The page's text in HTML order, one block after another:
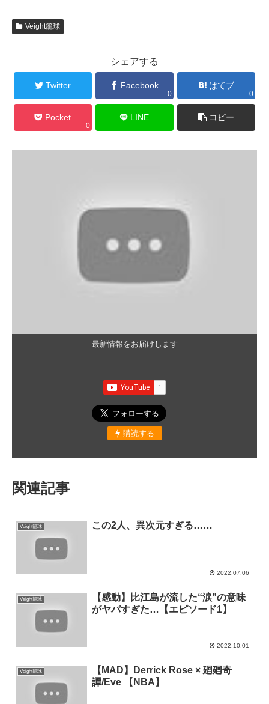
Veight籠球
シェアする
Twitter Facebook
0
はてブ
0
Pocket
0
LINE コピー
最新情報をお届けします
購読する
関連記事
Veight籠球 この2人、異次元すぎる……
2022.07.06
Veight籠球
【感動】比江島が流した“涙”の意味
がヤバすぎた…【エピソード1】
2022.10.01
Veight籠球
【MAD】Derrick Rose × 廻廻奇
譚/Eve 【NBA】